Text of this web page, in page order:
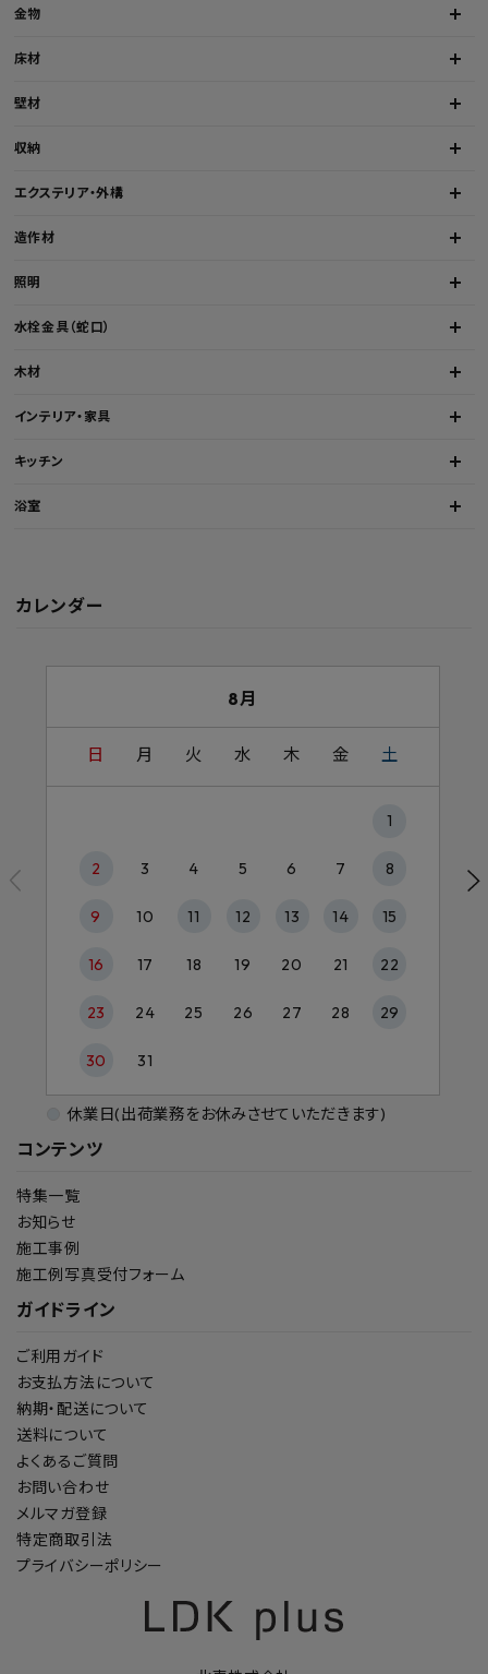
金物
床材
壁材
収納
エクステリア・外構
造作材
照明
水栓金具（蛇口）
木材
インテリア・家具
キッチン
浴室
コンテンツ
特集一覧
お知らせ
施工事例
施工例写真受付フォーム
ガイドライン
ご利用ガイド
お支払方法について
納期・配送について
送料について
よくあるご質問
お問い合わせ
メルマガ登録
特定商取引法
プライバシーポリシー
カレンダー
8月
日 月 火 水 木 金 土
1
2 3 4 5 6 7 8
9 10 11 12 13 14 15
16 17 18 19 20 21 22
23 24 25 26 27 28 29
30 31
休業日(出荷業務をお休みさせていただきます)